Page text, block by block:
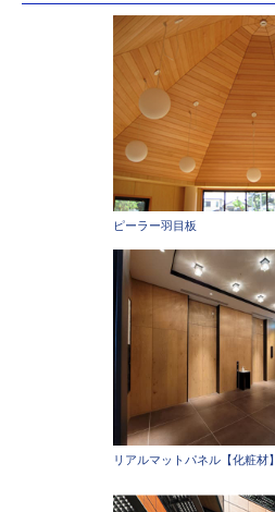
ピーラー羽目板
リアルマットパネル【化粧材】